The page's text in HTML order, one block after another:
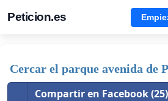
Peticion.es
Cercar el parque avenida de
Compartir en Facebook (25)